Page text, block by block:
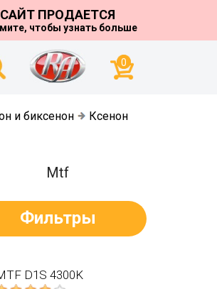
САЙТ ПРОДАЕТСЯ
чтобы узнать больше
0
и биксенон
Ксенон
Mtf
Фильтры
D1S 4300K